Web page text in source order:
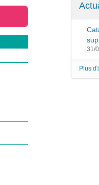
31/
Plus